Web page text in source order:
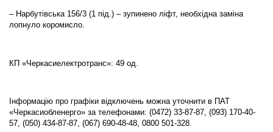
– Нарбутівська 156/3 (1 під.) – зупинено ліфт, необхідна заміна
лопнуло коромисло.
КП «Черкасиелектротранс»: 49 од.
Інформацію про графіки відключень можна уточнити в ПАТ
«Черкасиобленерго» за телефонами: (0472) 33-87-87, (093) 170-40-
57, (050) 434-87-87, (067) 690-48-48, 0800 501-328.